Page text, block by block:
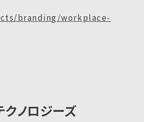
branding/workplace-
ノロジーズ